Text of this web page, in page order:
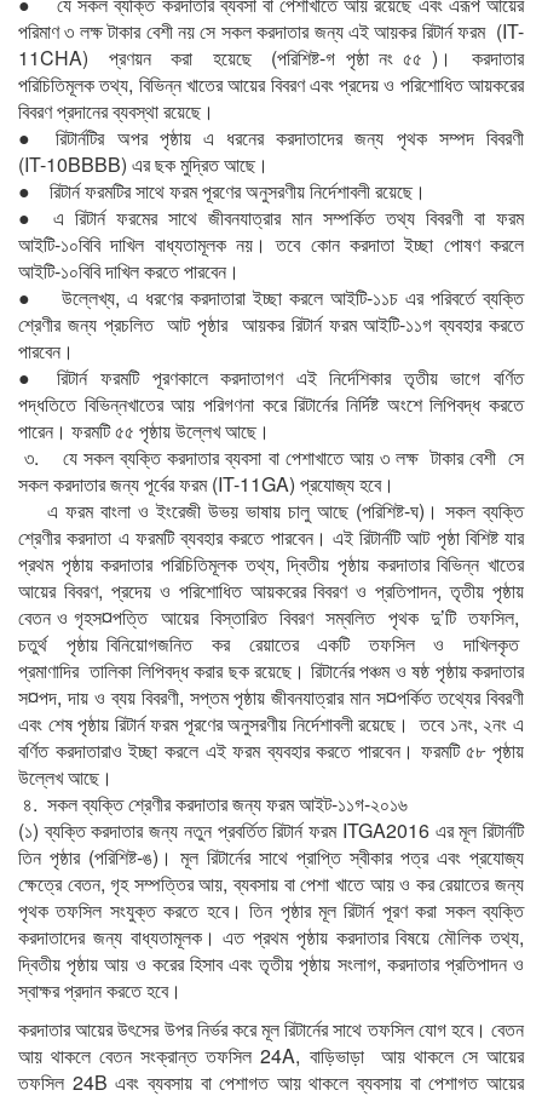
পরিমাণ ৩ লক্ষ টাকার বেশী নয় সে সকল করদাতার জন্য এই আয়কর রিটার্ন ফরম (IT-
11CHA) প্রণয়ন করা হয়েছে (পরিশিষ্ট-গ পৃষ্ঠা নং ৫৫ )। করদাতার
পরিচিতিমূলক তথ্য, বিভিন্ন খাতের আয়ের বিবরণ এবং প্রদেয় ও পরিশোধিত আয়করের
বিবরণ প্রদানের ব্যবস্থা রয়েছে।
● রিটার্নটির অপর পৃষ্ঠায় এ ধরনের করদাতাদের জন্য পৃথক সম্পদ বিবরণী
(IT-10BBBB) এর ছক মুদ্রিত আছে।
● রিটার্ন ফরমটির সাথে ফরম পূরণের অনুসরণীয় নির্দেশাবলী রয়েছে।
● এ রিটার্ন ফরমের সাথে জীবনযাত্রার মান সম্পর্কিত তথ্য বিবরণী বা ফরম
আইটি-১০বিবি দাখিল বাধ্যতামূলক নয়। তবে কোন করদাতা ইচ্ছা পোষণ করলে
আইটি-১০বিবি দাখিল করতে পারবেন।
● উল্লেখ্য, এ ধরণের করদাতারা ইচ্ছা করলে আইটি-১১চ এর পরিবর্তে ব্যক্তি
শ্রেণীর জন্য প্রচলিত আট পৃষ্ঠার আয়কর রিটার্ন ফরম আইটি-১১গ ব্যবহার করতে
পারবেন।
● রিটার্ন ফরমটি পূরণকালে করদাতাগণ এই নির্দেশিকার তৃতীয় ভাগে বর্ণিত
পদ্ধতিতে বিভিন্নখাতের আয় পরিগণনা করে রিটার্নের নির্দিষ্ট অংশে লিপিবদ্ধ করতে
পারেন। ফরমটি ৫৫ পৃষ্ঠায় উল্লেখ আছে।
৩. যে সকল ব্যক্তি করদাতার ব্যবসা বা পেশাখাতে আয় ৩ লক্ষ টাকার বেশী সে
সকল করদাতার জন্য পূর্বের ফরম (IT-11GA) প্রযোজ্য হবে।
এ ফরম বাংলা ও ইংরেজী উভয় ভাষায় চালু আছে (পরিশিষ্ট-ঘ)। সকল ব্যক্তি
শ্রেণীর করদাতা এ ফরমটি ব্যবহার করতে পারবেন। এই রিটার্নটি আট পৃষ্ঠা বিশিষ্ট যার
প্রথম পৃষ্ঠায় করদাতার পরিচিতিমূলক তথ্য, দ্বিতীয় পৃষ্ঠায় করদাতার বিভিন্ন খাতের
আয়ের বিবরণ, প্রদেয় ও পরিশোধিত আয়করের বিবরণ ও প্রতিপাদন, তৃতীয় পৃষ্ঠায়
বেতন ও গৃহস¤পত্তি আয়ের বিস্তারিত বিবরণ সম্বলিত পৃথক দু’টি তফসিল,
চতুর্থ পৃষ্ঠায় বিনিয়োগজনিত কর রেয়াতের একটি তফসিল ও দাখিলকৃত
প্রমাণাদির তালিকা লিপিবদ্ধ করার ছক রয়েছে। রিটার্নের পঞ্চম ও ষষ্ঠ পৃষ্ঠায় করদাতার
স¤পদ, দায় ও ব্যয় বিবরণী, সপ্তম পৃষ্ঠায় জীবনযাত্রার মান স¤পর্কিত তথ্যের বিবরণী
এবং শেষ পৃষ্ঠায় রিটার্ন ফরম পূরণের অনুসরণীয় নির্দেশাবলী রয়েছে। তবে ১নং, ২নং এ
বর্ণিত করদাতারাও ইচ্ছা করলে এই ফরম ব্যবহার করতে পারবেন। ফরমটি ৫৮ পৃষ্ঠায়
উল্লেখ আছে।
৪. সকল ব্যক্তি শ্রেণীর করদাতার জন্য ফরম আইট-১১গ-২০১৬
(১) ব্যক্তি করদাতার জন্য নতুন প্রবর্তিত রিটার্ন ফরম ITGA2016 এর মূল রিটার্নটি
তিন পৃষ্ঠার (পরিশিষ্ট-ঙ)। মূল রিটার্নের সাথে প্রাপ্তি স্বীকার পত্র এবং প্রযোজ্য
ক্ষেত্রে বেতন, গৃহ সম্পত্তির আয়, ব্যবসায় বা পেশা খাতে আয় ও কর রেয়াতের জন্য
পৃথক তফসিল সংযুক্ত করতে হবে। তিন পৃষ্ঠার মূল রিটার্ন পূরণ করা সকল ব্যক্তি
করদাতাদের জন্য বাধ্যতামূলক। এত প্রথম পৃষ্ঠায় করদাতার বিষয়ে মৌলিক তথ্য,
দ্বিতীয় পৃষ্ঠায় আয় ও করের হিসাব এবং তৃতীয় পৃষ্ঠায় সংলাগ, করদাতার প্রতিপাদন ও
স্বাক্ষর প্রদান করতে হবে।
করদাতার আয়ের উৎসের উপর নির্ভর করে মূল রিটার্নের সাথে তফসিল যোগ হবে। বেতন
আয় থাকলে বেতন সংক্রান্ত তফসিল 24A, বাড়িভাড়া আয় থাকলে সে আয়ের
তফসিল 24B এবং ব্যবসায় বা পেশাগত আয় থাকলে ব্যবসায় বা পেশাগত আয়ের